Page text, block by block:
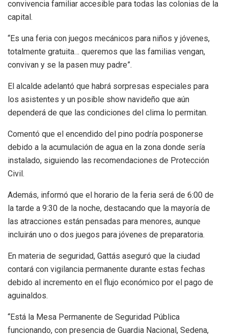
convivencia familiar accesible para todas las colonias de la
capital.
“Es una feria con juegos mecánicos para niños y jóvenes,
totalmente gratuita… queremos que las familias vengan,
convivan y se la pasen muy padre”.
El alcalde adelantó que habrá sorpresas especiales para
los asistentes y un posible show navideño que aún
dependerá de que las condiciones del clima lo permitan.
Comentó que el encendido del pino podría posponerse
debido a la acumulación de agua en la zona donde sería
instalado, siguiendo las recomendaciones de Protección
Civil.
Además, informó que el horario de la feria será de 6:00 de
la tarde a 9:30 de la noche, destacando que la mayoría de
las atracciones están pensadas para menores, aunque
incluirán uno o dos juegos para jóvenes de preparatoria.
En materia de seguridad, Gattás aseguró que la ciudad
contará con vigilancia permanente durante estas fechas
debido al incremento en el flujo económico por el pago de
aguinaldos.
“Está la Mesa Permanente de Seguridad Pública
funcionando, con presencia de Guardia Nacional, Sedena,